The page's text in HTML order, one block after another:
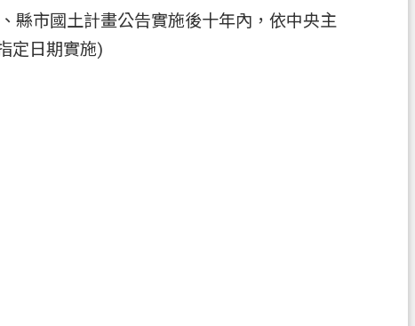
縣市國土計畫公告實施後十年內，依中央主
定日期實施)